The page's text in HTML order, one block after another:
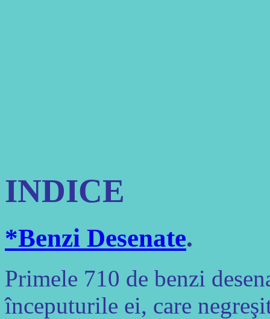
INDICE
*Benzi Desenate.
Primele 710 de benzi
începuturile ei, care